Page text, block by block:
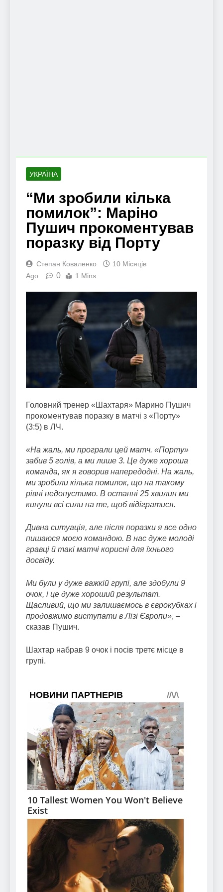
УКРАЇНА
“Ми зробили кілька
помилок”: Маріно
Пушич прокоментував
поразку від Порту
Степан Коваленко
10 Місяців
Ago
0 1 Mins
Головний тренер «Шахтаря» Марино Пушич
прокоментував поразку в матчі з «Порту»
(3:5) в ЛЧ.
«На жаль, ми програли цей матч. «Порту»
забив 5 голів, а ми лише 3. Це дуже хороша
команда, як я говорив напередодні. На жаль,
ми зробили кілька помилок, що на такому
рівні недопустимо. В останні 25 хвилин ми
кинули всі сили на те, щоб відігратися.
Дивна ситуація, але після поразки я все одно
пишаюся моєю командою. В нас дуже молоді
гравці й такі матчі корисні для їхнього
досвіду.
Ми були у дуже важкій групі, але здобули 9
очок, і це дуже хороший результат.
Щасливий, що ми залишаємось в єврокубках і
продовжимо виступати в Лізі Європи», –
сказав Пушич.
Шахтар набрав 9 очок і посів третє місце в
групі.